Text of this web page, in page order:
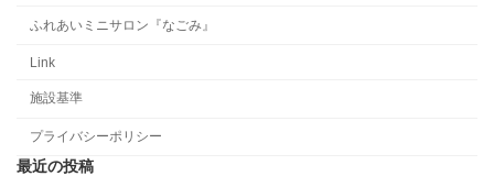
ふれあいミニサロン『なごみ』
Link
施設基準
プライバシーポリシー
最近の投稿